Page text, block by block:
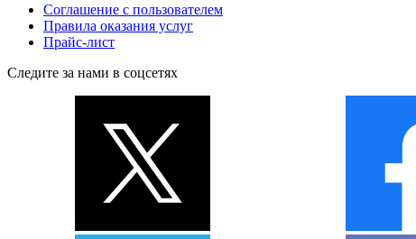
Соглашение с пользователем
Правила оказания услуг
Прайс-лист
Следите за нами в соцсетях